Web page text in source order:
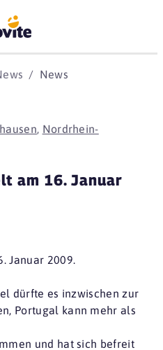
News
, Nordrhein-
am 16. Januar
Januar 2009.
dürfte es inzwischen zur
Portugal kann mehr als
und hat sich befreit